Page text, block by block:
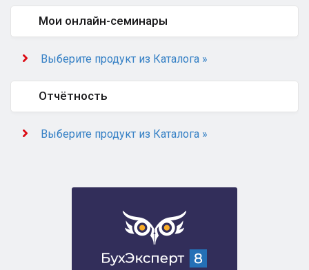
Мои онлайн-семинары
Выберите продукт из Каталога »
Отчётность
Выберите продукт из Каталога »